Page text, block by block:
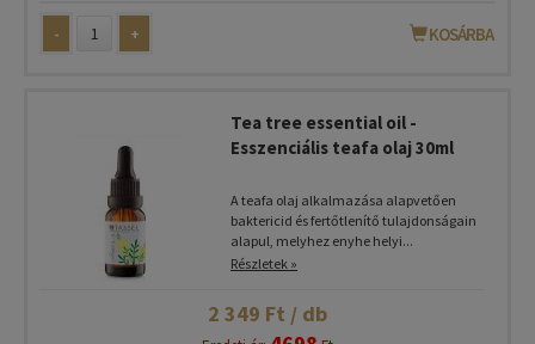
- + KOSÁRBA
Tea tree essential oil -
Esszenciális teafa olaj 30ml
A teafa olaj alkalmazása alapvetően
baktericid és fertőtlenítő tulajdonságain
alapul, melyhez enyhe helyi...
Részletek »
2 349 Ft / db